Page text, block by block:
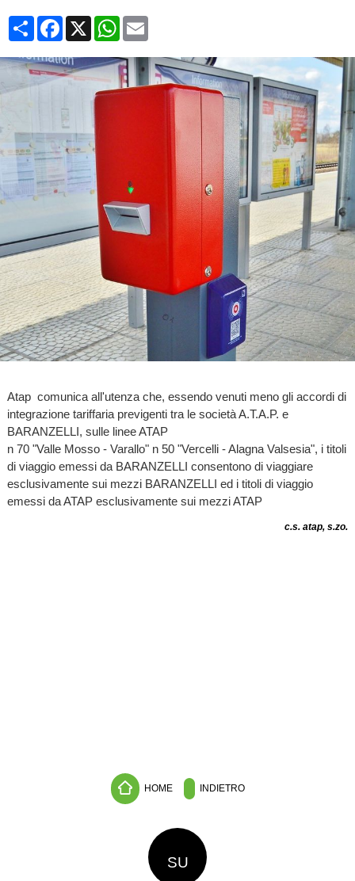
CondividiFacebook
X WhatsApp
Email
Atap comunica all'utenza che, essendo venuti meno gli accordi di
integrazione tariffaria previgenti tra le società A.T.A.P. e
BARANZELLI, sulle linee ATAP
n 70 "Valle Mosso - Varallo" n 50 "Vercelli - Alagna Valsesia", i titoli
di viaggio emessi da BARANZELLI consentono di viaggiare
esclusivamente sui mezzi BARANZELLI ed i titoli di viaggio
emessi da ATAP esclusivamente sui mezzi ATAP
c.s. atap, s.zo.
HOME INDIETRO
SU